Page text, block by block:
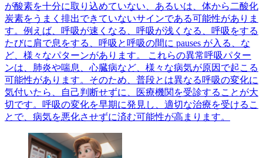
が酸素を十分に取り込めていない、あるいは、体から二酸化
炭素をうまく排出できていないサインである可能性がありま
す。例えば、呼吸が速くなる、呼吸が浅くなる、呼吸をする
たびに肩で息をする、呼吸と呼吸の間に pauses が入る、な
ど、様々なパターンがあります。 これらの異常呼吸パター
ンは、肺炎や喘息、心臓病など、様々な病気が原因で起こる
可能性があります。そのため、普段とは異なる呼吸の変化に
気付いたら、自己判断せずに、医療機関を受診することが大
切です。呼吸の変化を早期に発見し、適切な治療を受けるこ
とで、病気を悪化させずに済む可能性が高まります。